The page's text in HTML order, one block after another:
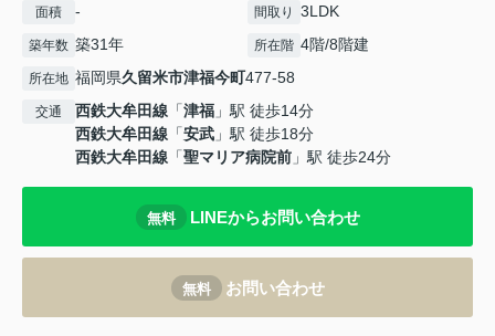
面積 - 間取り 3LDK
築年数 築31年 所在階 4階/8階建
所在地 福岡県久留米市津福今町477-58
交通 西鉄大牟田線 「津福 」駅 徒歩14分
西鉄大牟田線 「安武 」駅 徒歩18分
西鉄大牟田線 「聖マリア病院前 」駅 徒歩24分
無料 LINEからお問い合わせ
無料 お問い合わせ